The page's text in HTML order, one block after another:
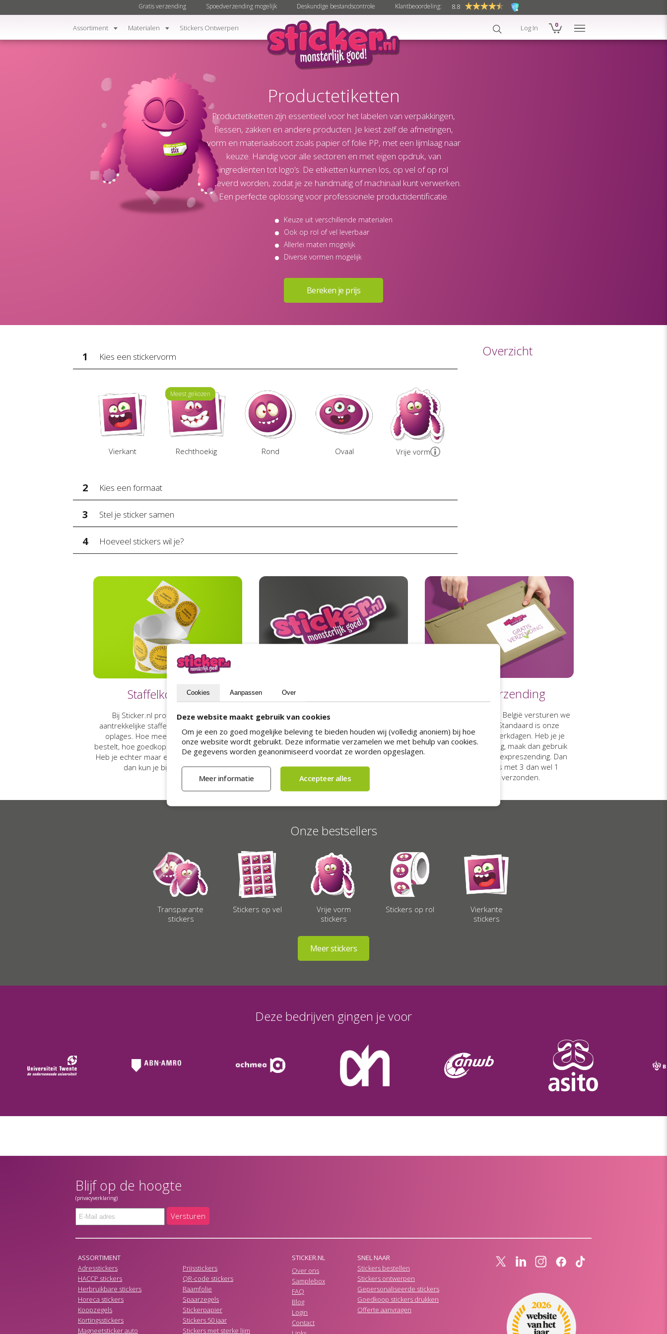
Productetiketten
Productetiketten zijn essentieel voor het labelen van verpakkingen,
flessen, zakken en andere producten. Je kiest zelf de afmetingen,
vorm en materiaalsoort zoals papier of folie PP, met een lijmlaag naar
keuze. Handig voor alle sectoren en met eigen opdruk, van
ingrediënten tot logo’s. De etiketten kunnen los, op vel of op rol
geleverd worden, zodat je ze handmatig of machinaal kunt verwerken.
Een perfecte oplossing voor professionele productidentificatie.
Keuze uit verschillende materialen
Ook op rol of vel leverbaar
Allerlei maten mogelijk
Diverse vormen mogelijk
1 Kies een stickervorm
Vierkant
Meest gekozen
Meest gekozen
Rechthoekig Rond Ovaal Vrije vorm
2 Kies een formaat
3 Stel je sticker samen
4 Hoeveel stickers wil je?
Overzicht
Staffelkortingen
Bij Sticker.nl profiteer je altijd van
aantrekkelijke staffelkortingen bij grotere
oplages. Hoe meer stickers je tegelijk
bestelt, hoe goedkoper de prijs per sticker.
Heb je echter maar een sticker nodig? Ook
dan kun je bij ons terecht.
Ons assortiment
Naast papieren stickers en vinylstickers
speciale stickersoorten, afgestemd op
specifieke ondergronden en toepassingen.
Denk aan raamstickers, vloerstickers,
barcodestickers en keuringsstickers.
Gratis verzending
Binnen Nederland en België versturen we
je stickers gratis. Standaard is onze
verzendtermijn 5 werkdagen. Heb je je
stickers eerder nodig, maak dan gebruik
van onze spoed- of expreszending. Dan
worden je stickers met 3 dan wel 1
werkdag(en) verzonden.
Onze bestsellers
Transparante
stickers
Stickers op vel
Vrije vorm
stickers
Stickers op rol
Vierkante
stickers
Deze bedrijven gingen je voor
Log In 0
Assortiment Materialen Stickers Ontwerpen
Gratis verzending Spoedverzending mogelijk Deskundige bestandscontrole Klantbeoordeling: 8.8 757 reviews
Blijf op de hoogte
(privacyverklaring)
Versturen
ASSORTIMENT
Adresstickers
HACCP stickers
Herbruikbare stickers
Horeca stickers
Koopzegels
Kortingsstickers
Magneetsticker auto
Prijsstickers
QR-code stickers
Raamfolie
Spaarzegels
Stickerpapier
Stickers 50 jaar
Stickers met sterke lijm
STICKER.NL
Over ons
Samplebox
FAQ
Blog
Login
Contact
SNEL NAAR
Stickers bestellen
Stickers ontwerpen
Gepersonaliseerde stickers
Goedkoop stickers drukken
Offerte aanvragen
Cookies Aanpassen Over
Deze website maakt gebruik van cookies
Om je een zo goed mogelijke beleving te bieden houden wij (volledig anoniem) bij hoe
onze website wordt gebruikt. Deze informatie verzamelen we met behulp van cookies.
De gegevens worden geanonimiseerd voordat ze worden opgeslagen.